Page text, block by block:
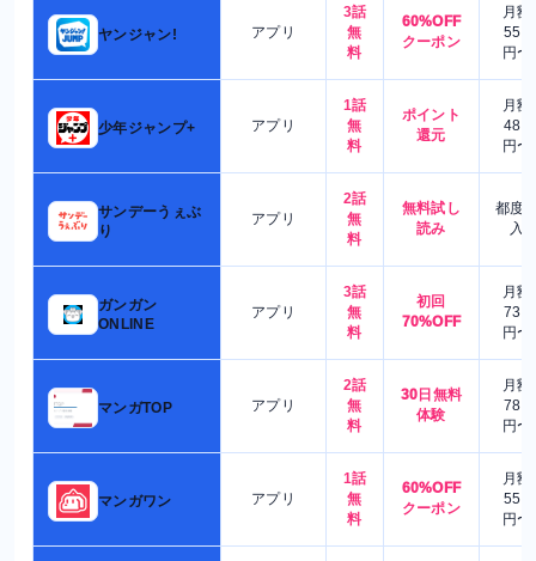
ヤンジャン! アプリ
3話
無
料
60%OFF
クーポン
月額
550
円〜
少年ジャンプ+ アプリ
1話
無
料
ポイント
還元
月額
480
円〜
サンデーうぇぶ
り
アプリ
2話
無
料
無料試し
読み
都度
入
ガンガン
ONLINE
アプリ
3話
無
料
初回
70%OFF
月額
730
円〜
マンガTOP アプリ
2話
無
料
30日無料
体験
月額
780
円〜
マンガワン アプリ
1話
無
料
60%OFF
クーポン
月額
550
円〜